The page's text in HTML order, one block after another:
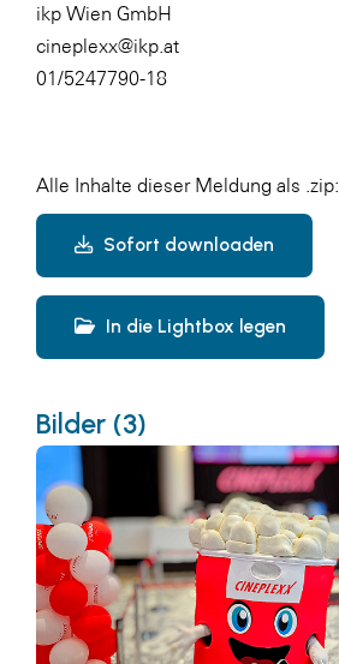
ikp Wien GmbH
cineplexx@ikp.at
01/5247790-18
Alle Inhalte dieser Meldung als .zip:
Sofort downloaden
In die Lightbox legen
Bilder (3)